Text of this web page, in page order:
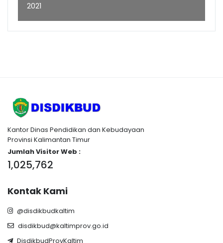
2021
Kantor Dinas Pendidikan dan Kebudayaan
Provinsi Kalimantan Timur
Jumlah Visitor Web :
1,025,762
Kontak Kami
@disdikbudkaltim
disdikbud@kaltimprov.go.id
DisdikbudProvKaltim